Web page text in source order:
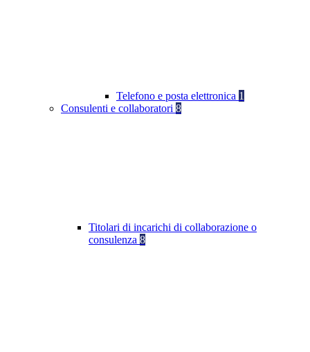
Telefono e posta elettronica 1
Consulenti e collaboratori 8
Titolari di incarichi di collaborazione o
consulenza 8